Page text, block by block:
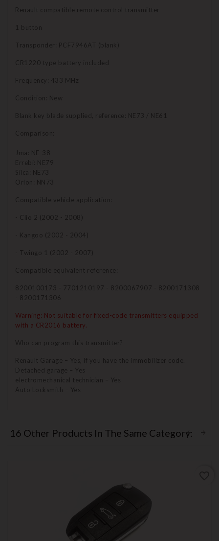
Renault compatible remote control transmitter
1 button
Transponder: PCF7946AT (blank)
CR1220 type battery included
Frequency: 433 MHz
Condition: New
Blank key blade supplied, reference: NE73 / NE61
Comparison:
Jma: NE-38
Errebi: NE79
Silca: NE73
Orion: NN73
Compatible vehicle application:
- Clio 2 (2002 - 2008)
- Kangoo (2002 - 2004)
- Twingo 1 (2002 - 2007)
Compatible equivalent reference:
8200100173 - 7701210197 - 8200067907 - 8200171308
- 8200171306
Warning: Not suitable for fixed-code transmitters equipped
with a CR2016 battery.
Who can program this transmitter?
Renault Garage – Yes, if you have the immobilizer code.
Detached garage – Yes
electromechanical technician – Yes
Auto Locksmith – Yes
16 Other Products In The Same Category: